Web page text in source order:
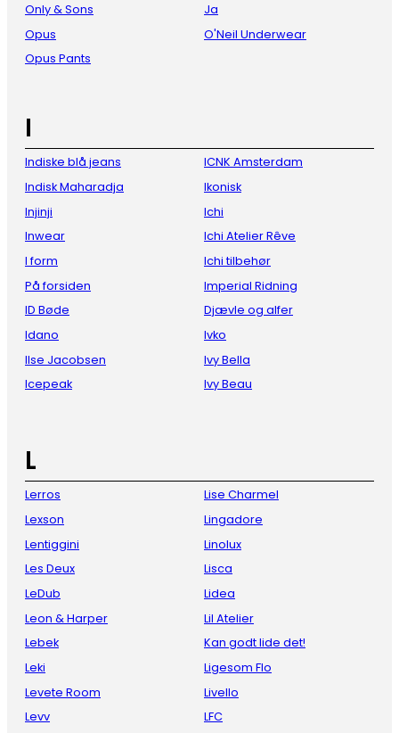
Only & Sons
Opus
Opus Pants
Ja
O'Neil Underwear
I
Indiske blå jeans
Indisk Maharadja
Injinji
Inwear
I form
På forsiden
ID Bøde
Idano
Ilse Jacobsen
Icepeak
ICNK Amsterdam
Ikonisk
Ichi
Ichi Atelier Rêve
Ichi tilbehør
Imperial Ridning
Djævle og alfer
Ivko
Ivy Bella
Ivy Beau
L
Lerros
Lexson
Lentiggini
Les Deux
LeDub
Leon & Harper
Lebek
Leki
Levete Room
Levv
Lise Charmel
Lingadore
Linolux
Lisca
Lidea
Lil Atelier
Kan godt lide det!
Ligesom Flo
Livello
LFC